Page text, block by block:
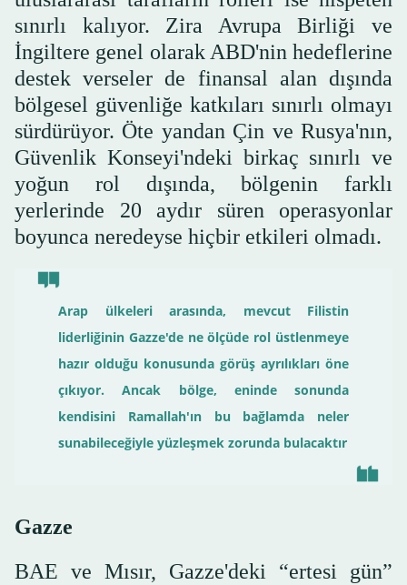
sınırlı kalıyor. Zira Avrupa Birliği ve
İngiltere genel olarak ABD'nin hedeflerine
destek verseler de finansal alan dışında
bölgesel güvenliğe katkıları sınırlı olmayı
sürdürüyor. Öte yandan Çin ve Rusya'nın,
Güvenlik Konseyi'ndeki birkaç sınırlı ve
yoğun rol dışında, bölgenin farklı
yerlerinde 20 aydır süren operasyonlar
boyunca neredeyse hiçbir etkileri olmadı.
Arap ülkeleri arasında, mevcut Filistin
liderliğinin Gazze'de ne ölçüde rol üstlenmeye
hazır olduğu konusunda görüş ayrılıkları öne
çıkıyor. Ancak bölge, eninde sonunda
kendisini Ramallah'ın bu bağlamda neler
sunabileceğiyle yüzleşmek zorunda bulacaktır
Gazze
BAE ve Mısır, Gazze'deki “ertesi gün”